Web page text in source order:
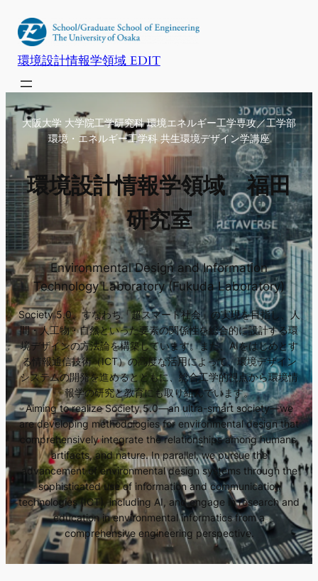
ッ
プ
環境設計情報学領域 EDIT
大阪大学 大学院工学研究科 環境エネルギー工学専攻／工学部
環境・エネルギー工学科 共生環境デザイン学講座
環境設計情報学領域 福田
研究室
Environmental Design and Information
Technology Laboratory (Fukuda Laboratory)
Society 5.0、すなわち「超スマート社会」の実現を目指し、人
間・人工物・自然といった要素の関係性を総合的に設計する環
境デザインの方法論を構築しています。また、AIをはじめとす
る情報通信技術（ICT）の高度な活用によって、環境デザイン
システムの開発を進めるとともに、総合工学的視点から環境情
報学の研究と教育にも取り組んでいます。
Aiming to realize Society 5.0—an ultra-smart society—we
are developing methodologies for environmental design that
comprehensively integrate the relationships among humans,
artifacts, and nature. In parallel, we pursue the
advancement of environmental design systems through the
sophisticated use of information and communication
technologies (ICT), including AI, and engage in research and
education in environmental informatics from a
comprehensive engineering perspective.